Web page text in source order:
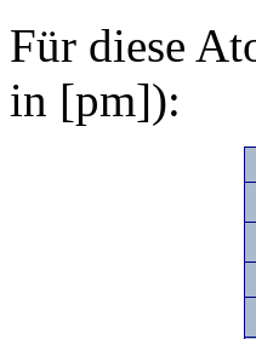
Für diese
in [pm]):